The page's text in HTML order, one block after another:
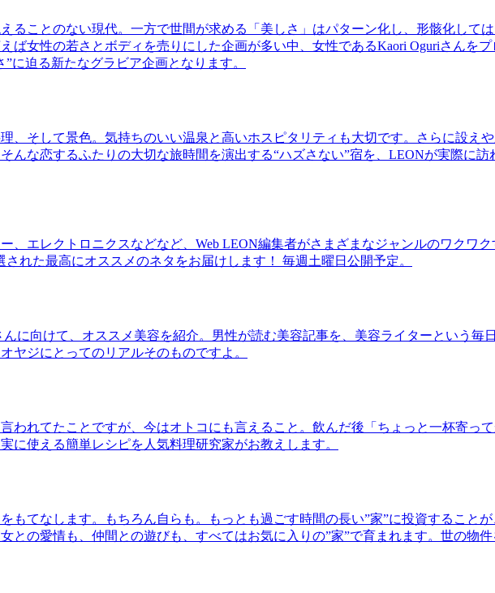
ることのない現代。一方で世間が求める「美しさ」はパターン化し、形骸化して
ば女性の若さとボディを売りにした企画が多い中、女性であるKaori Oguriさんを
に迫る新たなグラビア企画となります。
そして景色。気持ちのいい温泉と高いホスピタリティも大切です。さらに設え
んな恋するふたりの大切な旅時間を演出する“ハズさない”宿を、LEONが実際に訪
、エレクトロニクスなどなど、Web LEON編集者がさまざまなジャンルのワクワ
れた最高にオススメのネタをお届けします！ 毎週土曜日公開予定。
に向けて、オススメ美容を紹介。男性が読む美容記事を、美容ライターという毎
ヤジにとってのリアルそのものですよ。
われてたことですが、今はオトコにも言えること。飲んだ後「ちょっと一杯寄っ
に使える簡単レシピを人気料理研究家がお教えします。
もてなします。もちろん自らも。もっとも過ごす時間の長い”家”に投資すること
との愛情も、仲間との遊びも、すべてはお気に入りの”家”で育まれます。世の物件